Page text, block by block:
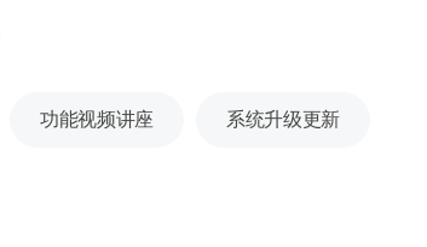
功能视频讲座 系统升级更新